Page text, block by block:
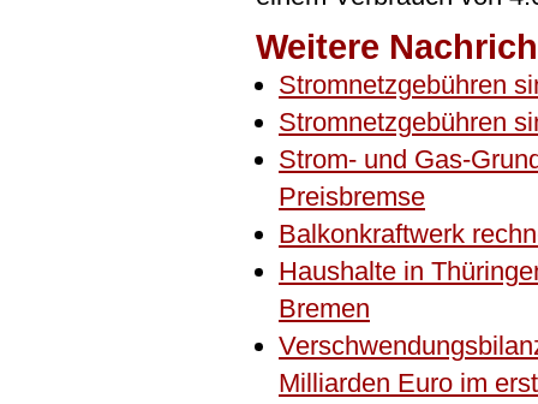
Weitere
Stromnetzgebühren
Stromnetzgebühren
Strom- und Gas-
Preisbremse
Balkonkraftwerk
Haushalte in
Bremen
Milliarden Euro im